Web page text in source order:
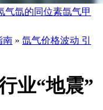
气氙的同位素氙气甲
南 » 氙气价格波动 引
业“地震”